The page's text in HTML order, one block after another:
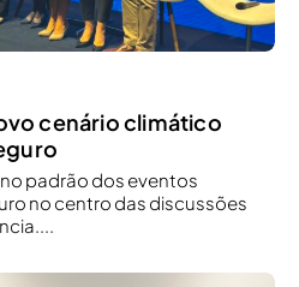
cenário climático
padrão dos eventos
no centro das discussões